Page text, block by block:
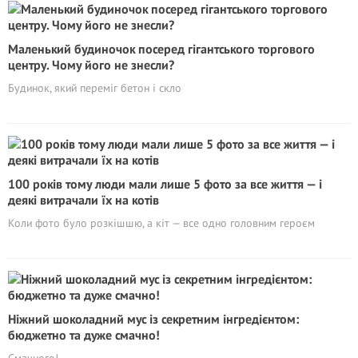
Маленький будиночок посеред гігантського торгового
центру. Чому його не знесли?
Будинок, який переміг бетон і скло
100 років тому люди мали лише 5 фото за все життя — і
деякі витрачали їх на котів
Коли фото було розкішшю, а кіт — все одно головним героєм
Ніжний шоколадний мус із секретним інгредієнтом:
бюджетно та дуже смачно!